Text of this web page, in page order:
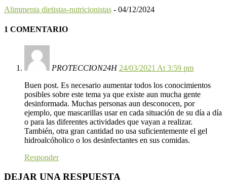
Alimmenta dietistas-nutricionistas - 04/12/2024
1 COMENTARIO
PROTECCION24H 24/03/2021 At 3:59 pm
Buen post. Es necesario aumentar todos los conocimientos
posibles sobre este tema ya que existe aun mucha gente
desinformada. Muchas personas aun desconocen, por
ejemplo, que mascarillas usar en cada situación de su día a día
o para las diferentes actividades que vayan a realizar.
También, otra gran cantidad no usa suficientemente el gel
hidroalcóholico o los desinfectantes en sus comidas.
Responder
DEJAR UNA RESPUESTA